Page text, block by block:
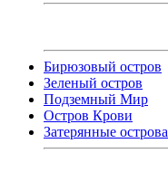
Бирюзовый остров
Зеленый остров
Подземный Мир
Остров Крови
Затерянные острова